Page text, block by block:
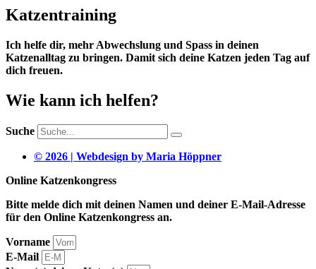
Katzentraining
Ich helfe dir, mehr Abwechslung und Spass in deinen
Katzenalltag zu bringen. Damit sich deine Katzen jeden Tag auf
dich freuen.
Wie kann ich helfen?
Suche
© 2026 | Webdesign by Maria Höppner
Online Katzenkongress
Bitte melde dich mit deinen Namen und deiner E-Mail-Adresse
für den Online Katzenkongress an.
Vorname
E-Mail